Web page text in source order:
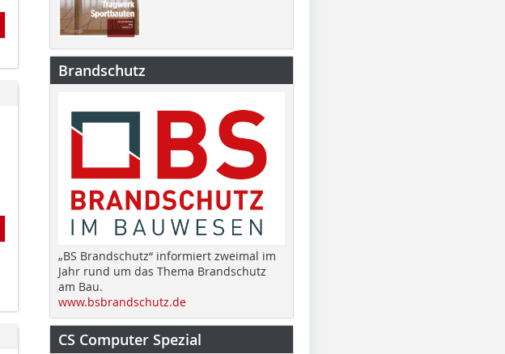
Brandschutz
„BS Brandschutz“ informiert zweimal im
Jahr rund um das Thema Brandschutz
am Bau.
www.bsbrandschutz.de
CS Computer Spezial